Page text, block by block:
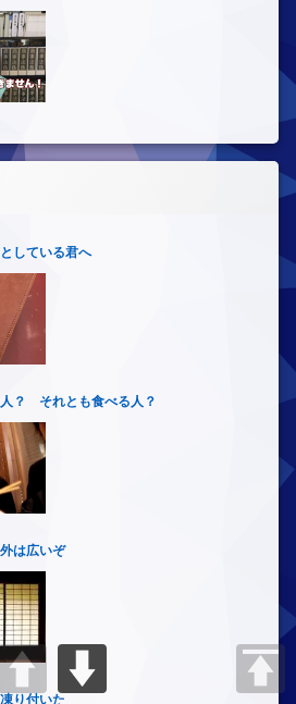
している君へ
？ それとも食べる人？
は広いぞ
り付いた